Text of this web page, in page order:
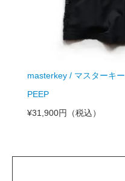
masterkey / マスターキー
PEEP
¥31,900円
（税込）